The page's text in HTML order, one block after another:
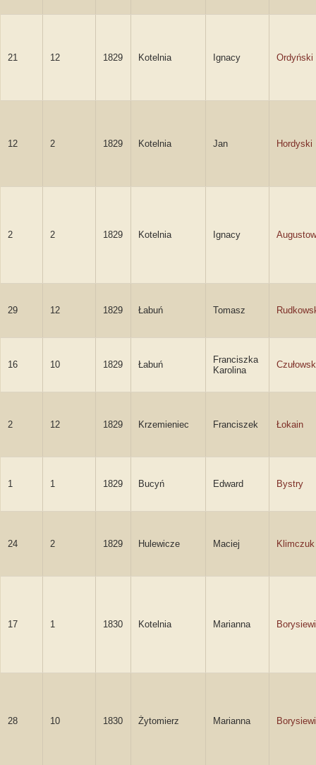
21 12 1829 Kotelnia Ignacy Ordyński
12 2 1829 Kotelnia Jan Hordyski
2 2 1829 Kotelnia Ignacy
29 12 1829 Łabuń Tomasz
16 10 1829 Łabuń
Franciszka
Karolina
2 12 1829 Krzemieniec Franciszek Łokain
1 1 1829 Bucyń Edward Bystry
24 2 1829 Hulewicze Maciej Klimczuk
17 1 1830 Kotelnia Marianna
28 10 1830 Żytomierz Marianna